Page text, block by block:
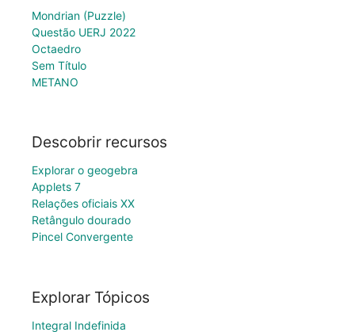
Mondrian (Puzzle)
Questão UERJ 2022
Octaedro
Sem Título
METANO
Descobrir recursos
Explorar o geogebra
Applets 7
Relações oficiais XX
Retângulo dourado
Pincel Convergente
Explorar Tópicos
Integral Indefinida